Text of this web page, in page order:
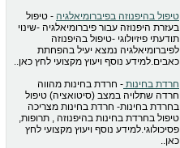
טיפול בהיפנוזה בפיברומיאלגיה - טיפול
בעזרת היפנוזה עבור פיברומיאלגיה -שינוי
תודעתי פיזיולוגי -טיפול בהיפנוזה
לפיברומיאלגיה נמצא יעיל בהפחתת
כאבים.למידע נוסף ויעוץ מקצועי לחץ כאן..
חרדת בחינות - חרדת בחינות מהווה
חרדה שתלויה במצב (סיטואציה) טיפול
בחרדת בחינות- חרדת בחינות מצריכה
טיפול בחרדת בחינות בהיפנוזה , תרופות,
פסיכולוגי.למידע נוסף ויעוץ מקצועי לחץ
כאן..